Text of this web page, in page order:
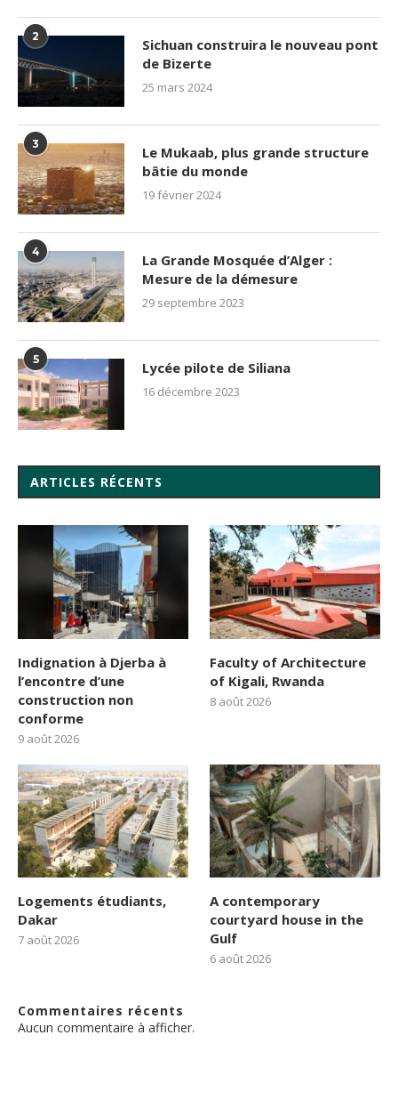
2
Sichuan construira le nouveau pont
de Bizerte
25 mars 2024
3
Le Mukaab, plus grande structure
bâtie du monde
19 février 2024
4
La Grande Mosquée d’Alger :
Mesure de la démesure
29 septembre 2023
5 Lycée pilote de Siliana
16 décembre 2023
ARTICLES RÉCENTS
Indignation à Djerba à
l’encontre d’une
construction non
conforme
9 août 2026
Faculty of Architecture
of Kigali, Rwanda
8 août 2026
Logements étudiants,
Dakar
7 août 2026
A contemporary
courtyard house in the
Gulf
6 août 2026
Commentaires récents
Aucun commentaire à afficher.